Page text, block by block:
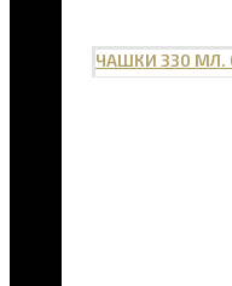
ЧАШКИ 330 МЛ.